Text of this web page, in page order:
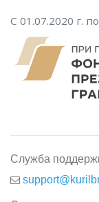
С 01.07.2020 г.
Служба